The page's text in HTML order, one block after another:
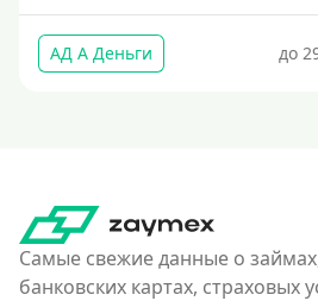
На именную карту
На зарплатную карту
Как еКапуста
Наподобие Займера
Словно Золотая Корона
АД А Деньги до
Самые свежие данные о
банковских картах, страховых